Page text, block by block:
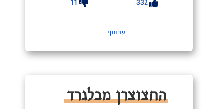
332
11
שיתוף
החצוצרן מבלגרד